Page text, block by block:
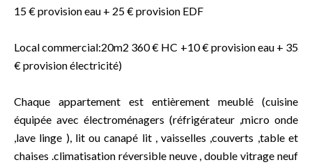
15 € provision eau + 25 € provision EDF
Local commercial:20m2 360 € HC +10 € provision eau + 35
€ provision électricité)
Chaque appartement est entièrement meublé (cuisine
équipée avec électroménagers (réfrigérateur ,micro onde
,lave linge ), lit ou canapé lit , vaisselles ,couverts ,table et
chaises .climatisation réversible neuve , double vitrage neuf